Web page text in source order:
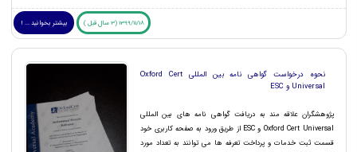
1399/11/18 (3 سال قبل ) بیشتر بخوانید ... !
نحوه درخواست گواهی نامه بین المللی Oxford Cert
Universal و ESC
پژوهشگران علاقه مند به دریافت گواهی نامه های بین المللی
Oxford Cert Universal و ESC از طریق ورود به صفحه کاربری خود
قسمت ثبت خدمات و پرداخت تعرفه ها می توانند به تعداد مورد